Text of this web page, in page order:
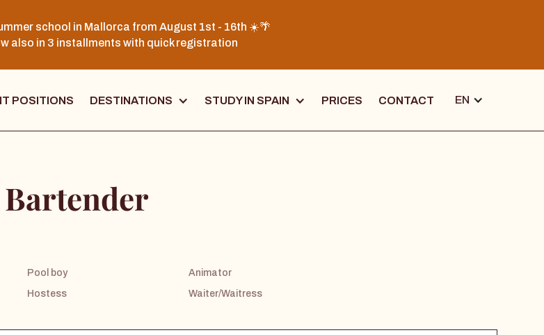
school in Mallorca from August 1st - 16th ☀️🌴
also in 3 installments with quick registration
POSITIONS DESTINATIONS STUDY IN SPAIN PRICES CONTACT EN
Bartender
Pool boy
Animator
Hostess Waiter/Waitress